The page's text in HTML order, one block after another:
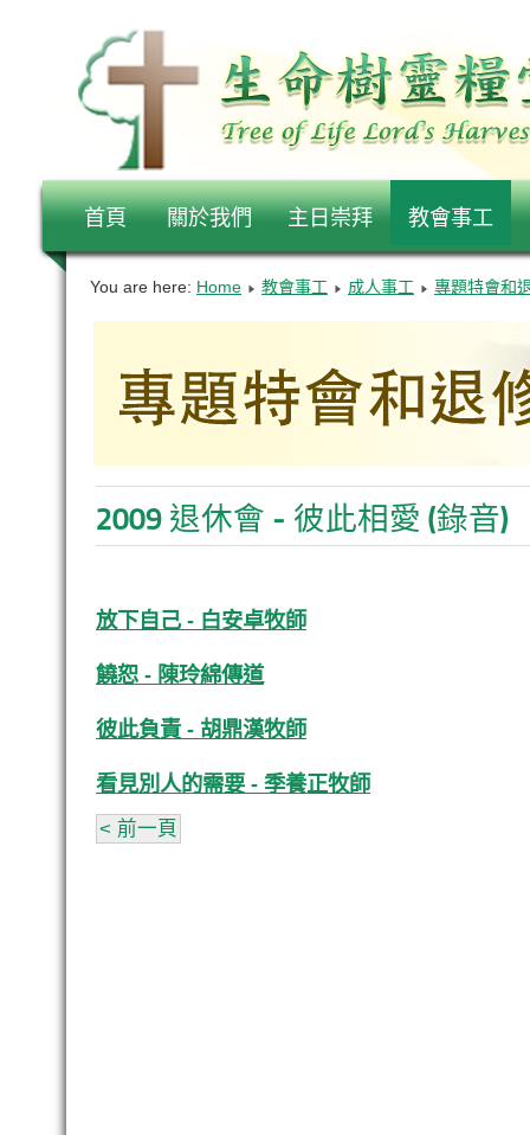
首頁 關於我們 主日崇拜 教會事工
You are here: Home 教會事工 成人事工 專題特會和
2009 退休會 - 彼此相愛 (錄音)
放下自己 - 白安卓牧師
饒恕 - 陳玲綿傳道
彼此負責 - 胡鼎漢牧師
看見別人的需要 - 季養正牧師
< 前一頁